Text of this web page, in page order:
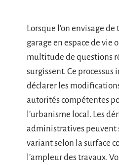
Lorsque l’on envisage
garage en espace de vie
multitude de questions
surgissent. Ce
déclarer les
autorités compétentes
l’urbanisme local. Les
administratives peuvent
variant selon la surface
l’ampleur des travaux.